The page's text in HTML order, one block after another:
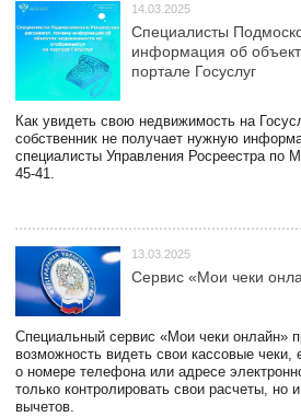
14.03.2025
Специалисты
информация об
портале Госуслуг
Как увидеть свою недвижимость на
собственник не получает нужную
специалисты Управления Росреестра по
45-41.
13.03.2025
Сервис «Мои чеки
Специальный сервис «Мои чеки онлайн»
возможность видеть свои кассовые
о номере телефона или адресе
только контролировать свои расчеты, но
вычетов.